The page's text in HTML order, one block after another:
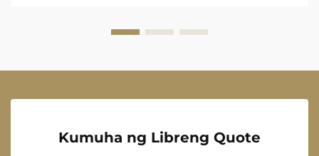
Kumuha ng Libreng Quote